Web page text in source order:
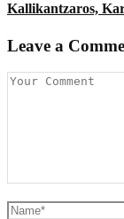
Kallikantzaros,
Leave a